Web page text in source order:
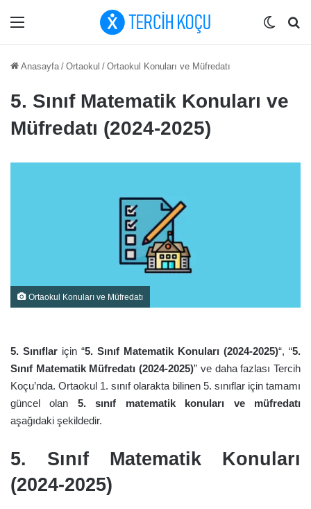
Menü Dış
Anasayfa / Ortaokul / Ortaokul Konuları ve Müfredatı
5. Sınıf Matematik Konuları ve
Müfredatı (2024-2025)
Ortaokul Konuları ve Müfredatı
5. Sınıflar için “5. Sınıf Matematik Konuları (2024-2025)“, “5.
Sınıf Matematik Müfredatı (2024-2025)” ve daha fazlası Tercih
Koçu’nda. Ortaokul 1. sınıf olarakta bilinen 5. sınıflar için tamamı
güncel olan 5. sınıf matematik konuları ve müfredatı
aşağıdaki şekildedir.
5. Sınıf Matematik Konuları
(2024-2025)